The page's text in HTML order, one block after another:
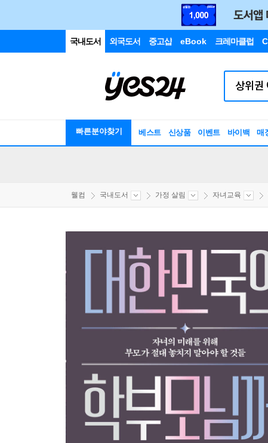
국내도서 외국도서 중고샵 eBook 크레마클럽
빠른분야찾기 베스트 신상품 이벤트 바이백 매
웰컴 국내도서 가정 살림 자녀교육